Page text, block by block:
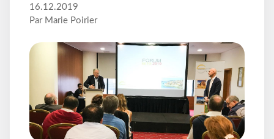
16.12.2019
Par Marie Poirier